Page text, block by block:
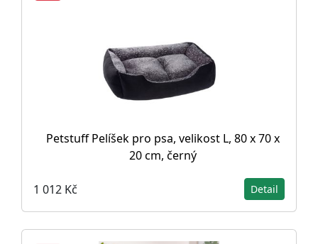
Petstuff Pelíšek pro psa, velikost L, 80 x 70 x
20 cm, černý
1 012 Kč Detail